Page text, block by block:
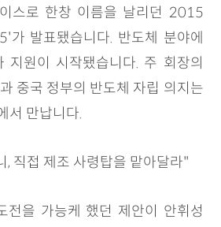
스로 한창 이름을 날리던 2015
발표됐습니다. 반도체 분야에
지원이 시작됐습니다. 주 회장의
중국 정부의 반도체 자립 의지는
서 만납니다.
, 직접 제조 사령탑을 맡아달라"
전을 가능케 했던 제안이 안휘성